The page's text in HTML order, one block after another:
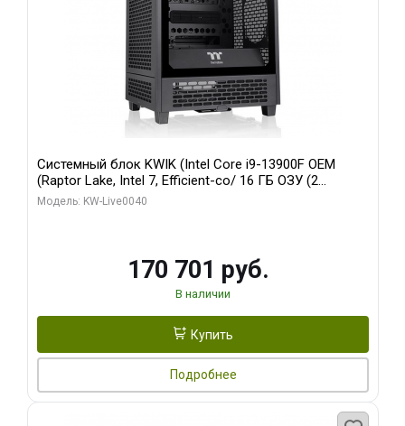
Системный блок KWIK (Intel Core i9-13900F OEM
(Raptor Lake, Intel 7, Efficient-co/ 16 ГБ ОЗУ (2
модуля)/ Gigabyte RTX5070 GAMING OC 12GB GDDR7
Модель: KW-Live0040
170 701 руб.
В наличии
Купить
Подробнее